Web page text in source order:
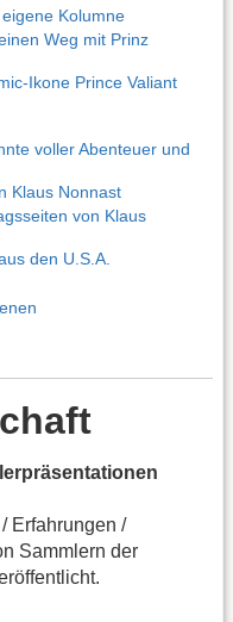
Kolumne
Weg mit Prinz
Ikone Prince Valiant
voller Abenteuer und
Klaus Nonnast
von Klaus
den U.S.A.
Erfahrungen /
Sammlern der